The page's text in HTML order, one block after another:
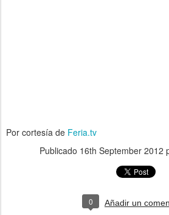
Por cortesía de Feria.tv
Publicado 16th September 2012
0 Añadir un